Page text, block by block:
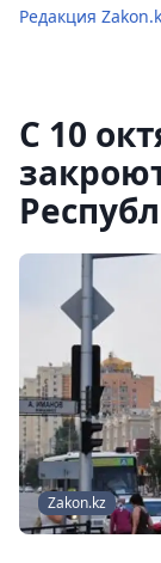
Редакция
С 10
Zakon.kz